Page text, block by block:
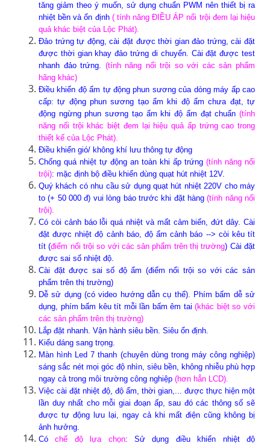
tăng giảm theo ý muốn, sử dụng chuẩn PWM nên thiết bị ra
nhiệt bền và ổn định ( tính năng ĐIỀU ÁP nổi trội đem lại hiệu
quả khác biệt của Lộc Phát).
Đảo trứng tự động, cài đặt được thời gian đảo trứng, cài đặt
được thời gian khay đảo trứng di chuyển. Cài đặt được test
nhanh đảo trứng. (tính năng nổi trội so với các sản phẩm
hãng khác)
Điều khiển độ ẩm tự động phun sương của dòng máy ấp cao
cấp: tự động phun sương tạo ẩm khi độ ẩm chưa đạt, tự
động ngừng phun sương tạo ẩm khi độ ẩm đạt chuẩn (tính
năng nổi trội khác biệt đem lại hiệu quả ấp trứng cao trong
thiết kế của Lộc Phát).
Điều khiển gió/ không khí lưu thông tự động
Chống quá nhiệt tự động an toàn khi ấp trứng (tính năng nổi
trội): mặc định bộ điều khiển dùng quạt hút nhiệt 12V.
Quý khách có nhu cầu sử dụng quạt hút nhiệt 220V cho máy
to (+ 50 000 đ) vui lòng báo trước khi đặt hàng(tính năng nổi
trội).
Có còi cảnh báo lỗi quá nhiệt và mất cảm biến, đứt dây. Cài
đặt được nhiệt độ cảnh báo, độ ẩm cảnh báo --> còi kêu tít
tít (điểm nổi trội so với các sản phẩm trên thị trường) Cài đặt
được sai số nhiệt độ.
Cài đặt được sai số độ ẩm (điểm nổi trội so với các sản
phẩm trên thị trường)
Dễ sử dụng (có video hướng dẫn cụ thể). Phím bấm dễ sử
dụng, phím bấm kêu tít mỗi lần bấm êm tai(khác biệt so với
các sản phẩm trên thị trường)
Lắp đặt nhanh. Vận hành siêu bền. Siêu ổn định.
Kiểu dáng sang trọng.
Màn hình Led 7 thanh (chuyên dùng trong máy công nghiệp)
sáng sắc nét mọi góc độ nhìn, siêu bền, không nhiễu phù hợp
ngay cả trong môi trường công nghiệp (hơn hẳn LCD).
Việc cài đặt nhiệt độ, độ ẩm, thời gian,... được thực hiện một
lần duy nhất cho mỗi giai đoạn ấp, sau đó các thông số sẽ
được tự động lưu lại, ngay cả khi mất điện cũng không bị
ảnh hưởng.
Cóchế độ lựa chọn: Sử dụng điều khiển nhiệt độ